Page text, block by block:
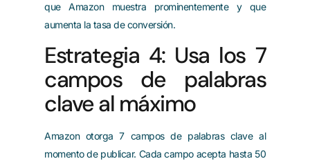
que Amazon muestra prominentemente y que
aumenta la tasa de conversión.
Estrategia 4: Usa los 7
campos de palabras
clave al máximo
Amazon otorga 7 campos de palabras clave al
momento de publicar. Cada campo acepta hasta 50